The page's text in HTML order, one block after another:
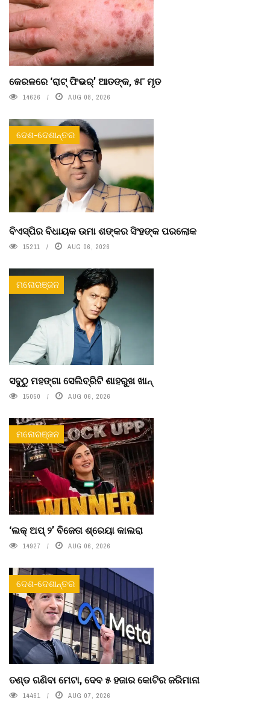
କେରଳରେ ‘ରାଟ୍ ଫିଭର୍’ ଆତଙ୍କ, ୫୮ ମୃତ
14626 AUG 08, 2026
ଦେଶ-ଦେଶାନ୍ତର
ବିଏସ୍‌ପିର ବିଧାୟକ ଉମା ଶଙ୍କର ସିଂହଙ୍କ ପରଲୋକ
15211 AUG 06, 2026
ମନୋରଞ୍ଜନ
ସବୁଠୁ ମହଙ୍ଗା ସେଲିବ୍ରିଟି ଶାହରୁଖ ଖାନ୍
15050 AUG 06, 2026
ମନୋରଞ୍ଜନ
‘ଲକ୍ ଅପ୍ ୨’ ବିଜେତା ଶ୍ରେୟା କାଲରା
14927 AUG 06, 2026
ଦେଶ-ଦେଶାନ୍ତର
ତଣ୍ଡ ଗଣିବା ମେଟା, ଦେବ ୫ ହଜାର କୋଟିର ଜରିମାନା
14461 AUG 07, 2026